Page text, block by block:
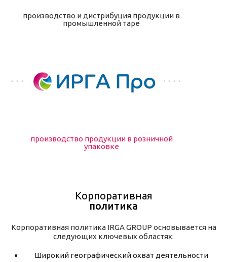
производство и дистрибуция продукции в
промышленной таре
производство продукции в розничной
упаковке
Корпоративная
политика
Корпоративная политика IRGA GROUP основывается на
следующих ключевых областях:
Широкий географический охват деятельности